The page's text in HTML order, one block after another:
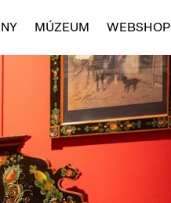
MÚZEUM WEBSHOP